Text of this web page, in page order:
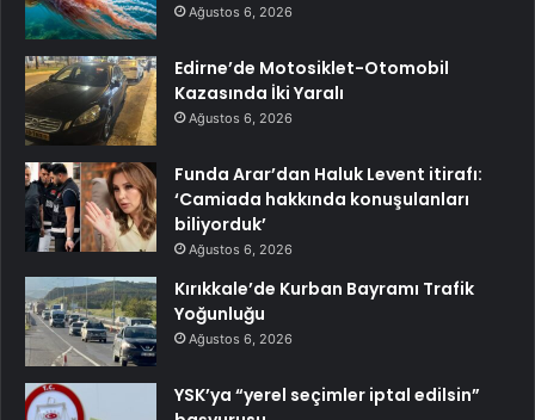
Ağustos 6, 2026
Edirne’de Motosiklet-Otomobil
Kazasında İki Yaralı
Ağustos 6, 2026
Funda Arar’dan Haluk Levent itirafı:
‘Camiada hakkında konuşulanları
biliyorduk’
Ağustos 6, 2026
Kırıkkale’de Kurban Bayramı Trafik
Yoğunluğu
Ağustos 6, 2026
YSK’ya “yerel seçimler iptal edilsin”